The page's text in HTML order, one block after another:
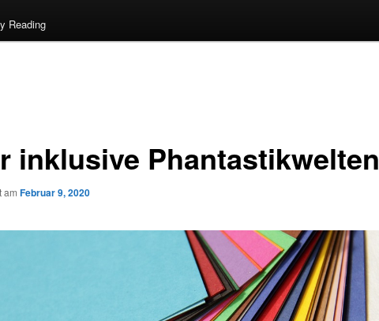
Reading
inklusive Phantastikwelten
am Februar 9, 2020